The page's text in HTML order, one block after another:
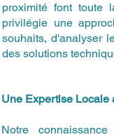
proximité font toute
privilégie une
souhaits, d'analyser
des solutions
Une Expertise Locale
Notre